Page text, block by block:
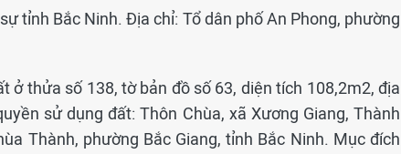
tỉnh Bắc Ninh. Địa chỉ: Tổ dân phố An Phong, phường
ở thửa số 138, tờ bản đồ số 63, diện tích 108,2m2, địa
sử dụng đất: Thôn Chùa, xã Xương Giang, Thành
Thành, phường Bắc Giang, tỉnh Bắc Ninh. Mục đích